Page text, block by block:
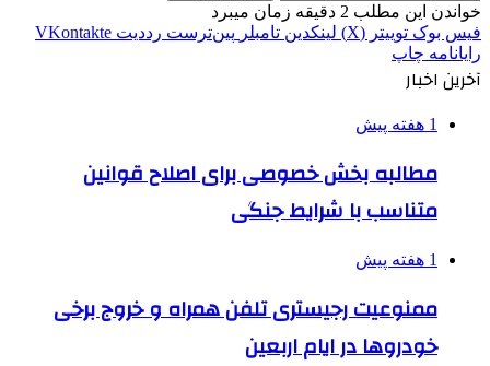
خواندن این مطلب 2 دقیقه زمان میبرد
فیس بوک توییتر (X) لینکدین ‫تامبلر ‫پین‌ترست ‫رددیت ‫VKontakte
رایانامه چاپ
آخرین اخبار
1 هفته پیش
مطالبه بخش خصوصی برای اصلاح قوانین
متناسب با شرایط جنگی
1 هفته پیش
ممنوعیت رجیستری تلفن همراه و خروج برخی
خودروها در ایام اربعین